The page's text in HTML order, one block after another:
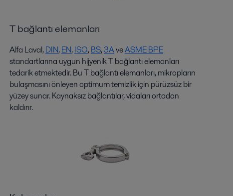
T bağlantı elemanları
Alfa Laval,DIN,EN,ISO,BS,3AveASME BPE
standartlarına uygun hijyenik T bağlantı elemanları
tedarik etmektedir. Bu T bağlantı elemanları, mikropların
bulaşmasını önleyen optimum temizlik için pürüzsüz bir
yüzey sunar. Kaynaksız bağlantılar, vidaları ortadan
kaldırır.